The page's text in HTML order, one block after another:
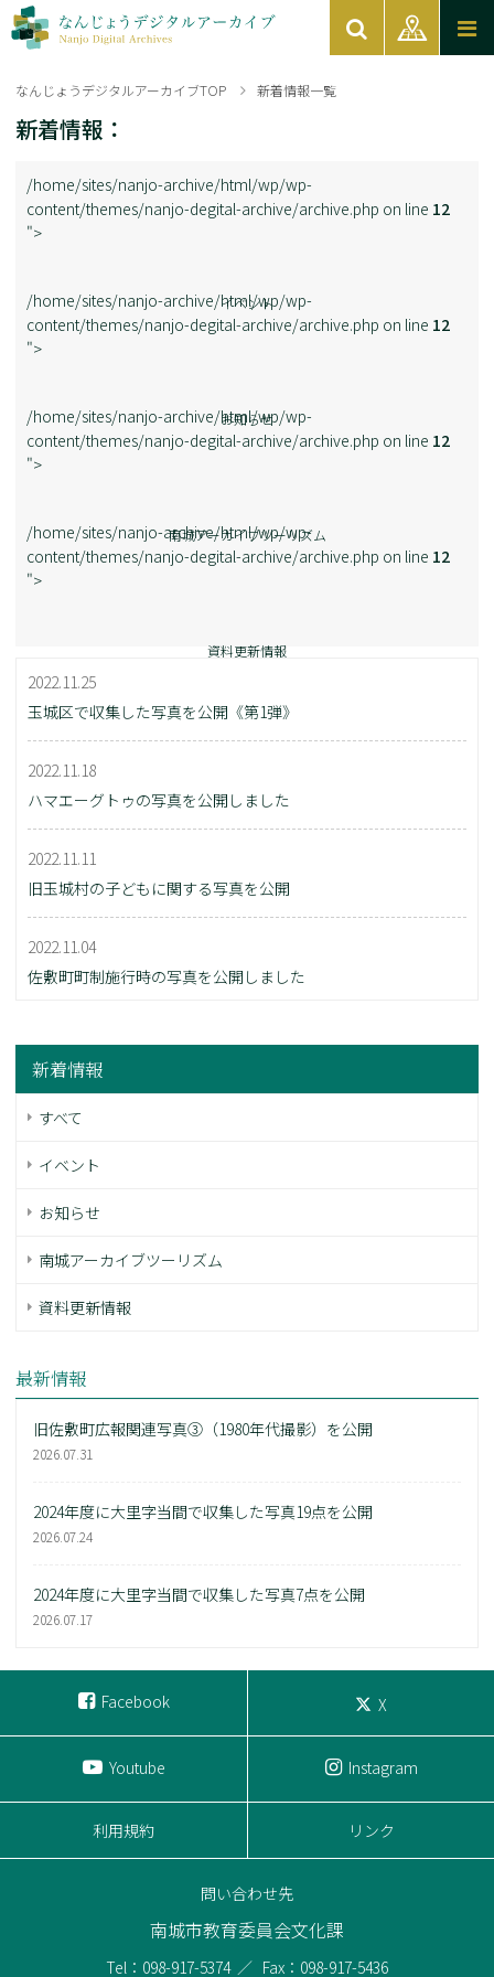
なんじょうデジタルアーカイブTOP 新着情報一覧
新着情報：
/home/sites/nanjo-archive/html/wp/wp-
content/themes/nanjo-degital-archive/archive.php on line 12
">
イベント
/home/sites/nanjo-archive/html/wp/wp-
content/themes/nanjo-degital-archive/archive.php on line 12
">
お知らせ
/home/sites/nanjo-archive/html/wp/wp-
content/themes/nanjo-degital-archive/archive.php on line 12
">
南城アーカイブツーリズム
/home/sites/nanjo-archive/html/wp/wp-
content/themes/nanjo-degital-archive/archive.php on line 12
">
資料更新情報
2022.11.25
玉城区で収集した写真を公開《第1弾》
2022.11.18
ハマエーグトゥの写真を公開しました
2022.11.11
旧玉城村の子どもに関する写真を公開
2022.11.04
佐敷町町制施行時の写真を公開しました
新着情報
すべて
イベント
お知らせ
南城アーカイブツーリズム
資料更新情報
最新情報
旧佐敷町広報関連写真③（1980年代撮影）を公開
2026.07.31
2024年度に大里字当間で収集した写真19点を公開
2026.07.24
2024年度に大里字当間で収集した写真7点を公開
2026.07.17
Facebook X
Youtube Instagram
利用規約 リンク
問い合わせ先
南城市教育委員会文化課
Tel：098-917-5374 Fax：098-917-5436